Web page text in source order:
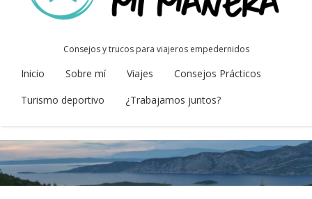
Consejos y trucos para viajeros empedernidos
Inicio Sobre mí Viajes
Consejos Prácticos
Turismo deportivo
¿Trabajamos juntos?